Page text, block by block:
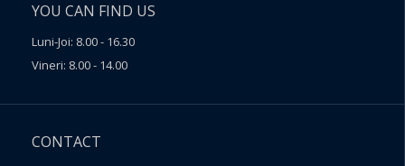
YOU CAN FIND US
Luni-Joi: 8.00 - 16.30
Vineri: 8.00 - 14.00
CONTACT